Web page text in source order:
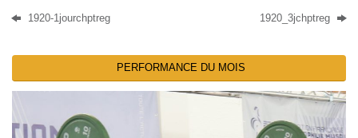
1920-1jourchptreg 1920_3jchptreg
PERFORMANCE DU MOIS